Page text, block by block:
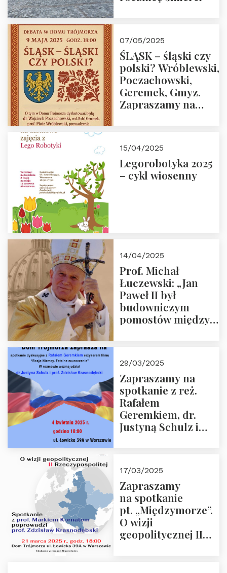
07/05/2025
ŚLĄSK – śląski czy
polski? Wróblewski,
Poczachowski,
Geremek, Gmyz.
Zapraszamy na
Trójmorza.
15/04/2025
Legorobotyka 2025
– cykl wiosenny
14/04/2025
Prof. Michał
Łuczewski: „Jan
Paweł II był
budowniczym
pomostów między
29/03/2025
Zapraszamy na
spotkanie z reż.
Rafałem
Geremkiem, dr.
Justyną Schulz i
“Rosja-Niemcy…”
17/03/2025
Zapraszamy
na spotkanie
pt. „Międzymorze”.
O wizji
geopolitycznej II